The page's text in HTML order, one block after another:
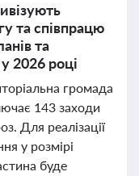
та співпрацю
та
2026 році
громада
143 заходи
Для реалізації
у розмірі
буде